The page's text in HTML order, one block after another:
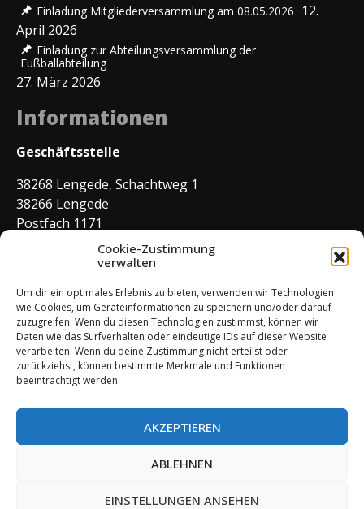
Cookie-Zustimmung
verwalten
Um dir ein optimales Erlebnis zu bieten, verwenden wir Technologien
wie Cookies, um Geräteinformationen zu speichern und/oder darauf
zuzugreifen. Wenn du diesen Technologien zustimmst, können wir
Daten wie das Surfverhalten oder eindeutige IDs auf dieser Website
verarbeiten. Wenn du deine Zustimmung nicht erteilst oder
zurückziehst, können bestimmte Merkmale und Funktionen
beeinträchtigt werden.
AKZEPTIEREN
ABLEHNEN
EINSTELLUNGEN ANSEHEN
Einladung Mitgliederversammlung am 08.05.2026
12.
April 2026
Einladung zur Abteilungsversammlung der
Fußballabteilung
27. März 2026
Informationen
Geschäftsstelle
38268 Lengede, Schachtweg 1
38266 Lengede
Postfach 1171
Tel. Büro 05344–7650
buero@sv-lengede.de
Geschäftszeiten
Montag: 09:00 – 11:00 Uhr